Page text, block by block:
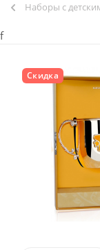
Наборы с
f
Скидка